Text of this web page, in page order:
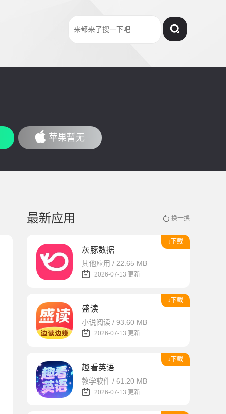
苹果暂无
最新应用 换一换
↓下载
灰豚数据
其他应用 / 22.65 MB
2026-07-13 更新
↓下载
盛读
小说阅读 / 93.60 MB
2026-07-13 更新
↓下载
趣看英语
教学软件 / 61.20 MB
2026-07-13 更新